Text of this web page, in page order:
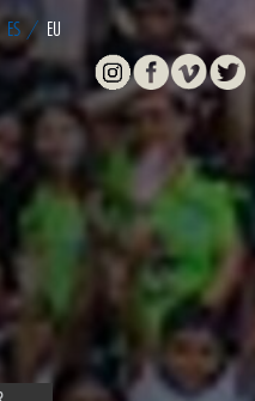
ES / EU
InstagramFacebook
Vimeo